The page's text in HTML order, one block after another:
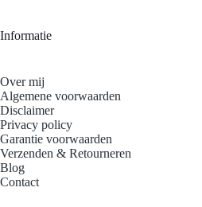
Informatie
Over mij
Algemene voorwaarden
Disclaimer
Privacy policy
Garantie voorwaarden
Verzenden & Retourneren
Blog
Contact